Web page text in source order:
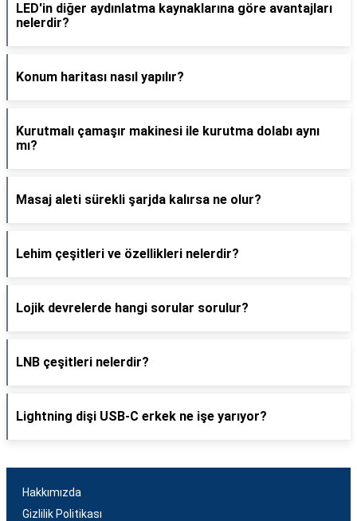
LED'in diğer aydınlatma kaynaklarına göre avantajları
nelerdir?
Konum haritası nasıl yapılır?
Kurutmalı çamaşır makinesi ile kurutma dolabı aynı
mı?
Masaj aleti sürekli şarjda kalırsa ne olur?
Lehim çeşitleri ve özellikleri nelerdir?
Lojik devrelerde hangi sorular sorulur?
LNB çeşitleri nelerdir?
Lightning dişi USB-C erkek ne işe yarıyor?
Hakkımızda
Gizlilik Politikası